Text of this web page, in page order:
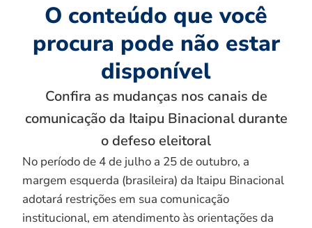
O conteúdo que você
procura pode não estar
disponível
Confira as mudanças nos canais de
comunicação da Itaipu Binacional durante
o defeso eleitoral
No período de 4 de julho a 25 de outubro, a
margem esquerda (brasileira) da Itaipu Binacional
adotará restrições em sua comunicação
institucional, em atendimento às orientações da